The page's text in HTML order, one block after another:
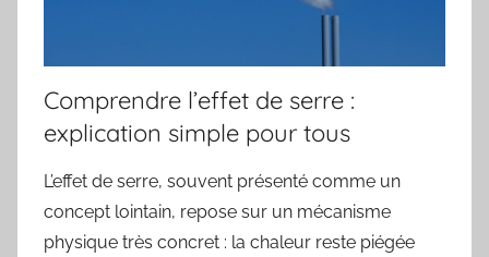
Comprendre l’effet de serre :
explication simple pour tous
L’effet de serre, souvent présenté comme un
concept lointain, repose sur un mécanisme
physique très concret : la chaleur reste piégée